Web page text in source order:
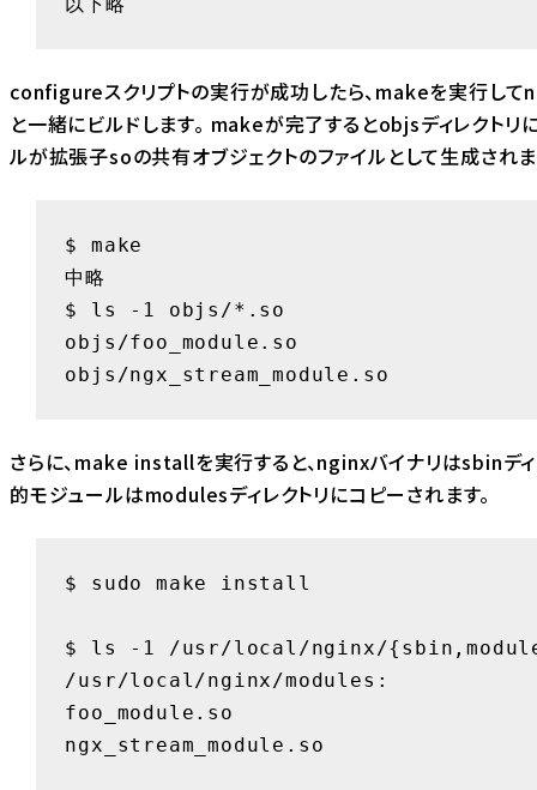
configureスクリプトの実行が成功したら、makeを実行して
と一緒にビルドします。 makeが完了するとobjsディレクトリ
ルが拡張子soの共有オブジェクトのファイルとして生成されま
$ make
中略
$ ls -1 objs/*.so
objs/foo_module.so
objs/ngx_stream_module.so
さらに、make installを実行すると、nginxバイナリはsbinディ
的モジュールはmodulesディレクトリにコピーされます。
$ sudo make install
$ ls -1 /usr/local/nginx/
/usr/local/nginx/modules:
foo_module.so
ngx_stream_module.so